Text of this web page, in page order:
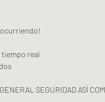
tiempo real
SEGURIDAD ASÍ